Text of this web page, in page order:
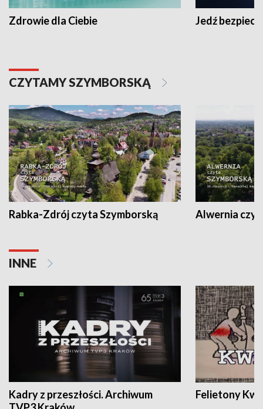
Zdrowie dla Ciebie Jedź
CZYTAMY SZYMBORSKĄ
Rabka-Zdrój czyta Szymborską Alwernia
INNE
Kadry z przeszłości. Archiwum
Felietony